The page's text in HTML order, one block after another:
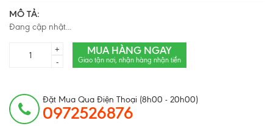
MÔ TẢ:
Đang cập nhật...
+
-
MUA HÀNG NGAY
Giao tận nơi, nhận hàng nhận tiền
Đặt Mua Qua Điện Thoại (8h00 - 20h00)
0972526876